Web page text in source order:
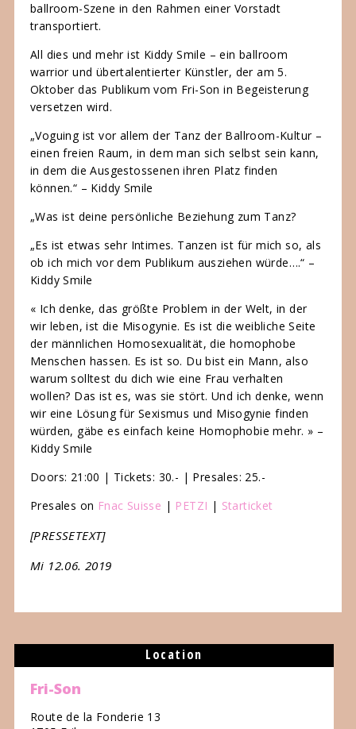
ballroom-Szene in den Rahmen einer Vorstadt
transportiert.
All dies und mehr ist Kiddy Smile – ein ballroom
warrior und übertalentierter Künstler, der am 5.
Oktober das Publikum vom Fri-Son in Begeisterung
versetzen wird.
„Voguing ist vor allem der Tanz der Ballroom-Kultur –
einen freien Raum, in dem man sich selbst sein kann,
in dem die Ausgestossenen ihren Platz finden
können.“ – Kiddy Smile
„Was ist deine persönliche Beziehung zum Tanz?
„Es ist etwas sehr Intimes. Tanzen ist für mich so, als
ob ich mich vor dem Publikum ausziehen würde….“ –
Kiddy Smile
« Ich denke, das größte Problem in der Welt, in der
wir leben, ist die Misogynie. Es ist die weibliche Seite
der männlichen Homosexualität, die homophobe
Menschen hassen. Es ist so. Du bist ein Mann, also
warum solltest du dich wie eine Frau verhalten
wollen? Das ist es, was sie stört. Und ich denke, wenn
wir eine Lösung für Sexismus und Misogynie finden
würden, gäbe es einfach keine Homophobie mehr. » –
Kiddy Smile
Doors: 21:00 | Tickets: 30.- | Presales: 25.-
Presales on Fnac Suisse | PETZI | Starticket
[PRESSETEXT]
Mi 12.06. 2019
Location
Fri-Son
Route de la Fonderie 13